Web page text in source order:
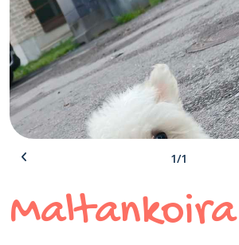
1/1
Maltankoira